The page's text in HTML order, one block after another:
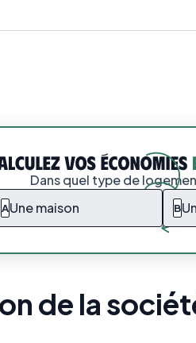
Dans quel type de
AUne maison B
de la